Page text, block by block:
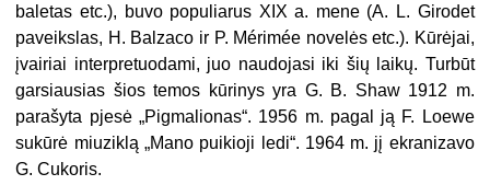
baletas etc.), buvo populiarus XIX a. mene (A. L. Girodet
paveikslas, H. Balzaco ir P. Mérimée novelės etc.). Kūrėjai,
įvairiai interpretuodami, juo naudojasi iki šių laikų. Turbūt
garsiausias šios temos kūrinys yra G. B. Shaw 1912 m.
parašyta pjesė „Pigmalionas“. 1956 m. pagal ją F. Loewe
sukūrė miuziklą „Mano puikioji ledi“. 1964 m. jį ekranizavo
G. Cukoris.